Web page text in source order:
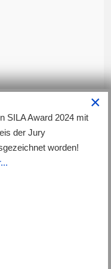
×
SILA Award 2024 mit
der Jury
worden!